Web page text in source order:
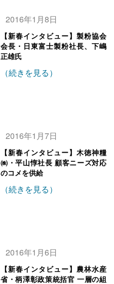
2016年1月8日
【新春インタビュー】製粉協会
会長・日東富士製粉社長、下嶋
正雄氏
（続きを見る）
2016年1月7日
【新春インタビュー】木徳神糧
㈱・平山惇社長 顧客ニーズ対応
のコメを供給
（続きを見る）
2016年1月6日
【新春インタビュー】農林水産
省・柄澤彰政策統括官 一層の組